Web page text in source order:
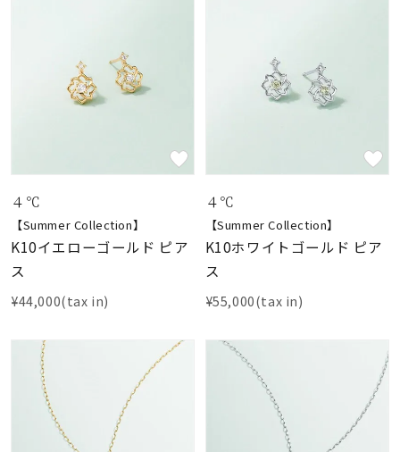
４℃
【Summer Collection】
K10イエローゴールド ピア
ス
¥44,000(tax in)
４℃
【Summer Collection】
K10ホワイトゴールド ピア
ス
¥55,000(tax in)